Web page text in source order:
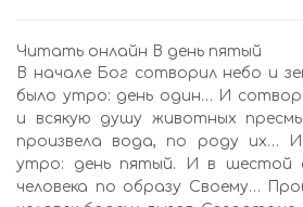
Читать онлайн В день пятый
В начале Бог сотворил небо и
было утро: день один… И
и всякую душу животных
произвела вода, по роду их…
утро: день пятый. И в шестой
человека по образу Своему…